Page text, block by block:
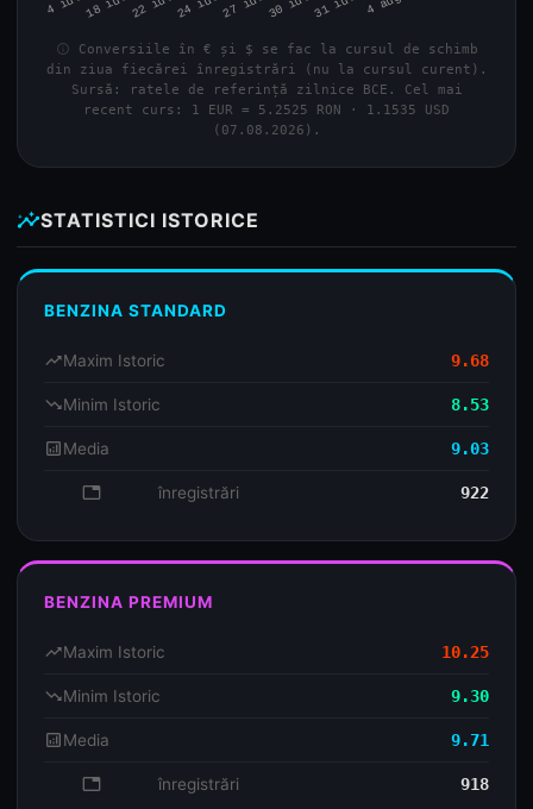
info Conversiile în € și $ se fac la cursul de schimb
din ziua fiecărei înregistrări (nu la cursul curent).
Sursă: ratele de referință zilnice BCE. Cel mai
recent curs: 1 EUR = 5.2525 RON · 1.1535 USD
(07.08.2026).
insightsSTATISTICI ISTORICE
BENZINA STANDARD
trending_upMaxim Istoric 9.68
trending_downMinim Istoric 8.53
analyticsMedia 9.03
database înregistrări 922
BENZINA PREMIUM
trending_upMaxim Istoric 10.25
trending_downMinim Istoric 9.30
analyticsMedia 9.71
database înregistrări 918